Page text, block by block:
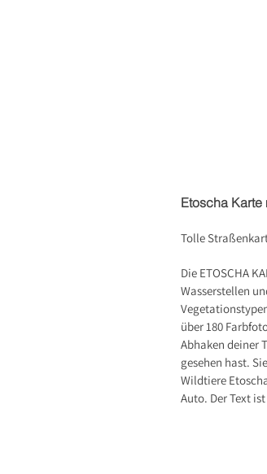
Etoscha
Tolle
Die ETOSCHA
Wasserstellen
über 180
Abhaken deiner
gesehen hast.
Wildtiere
Auto. Der Text